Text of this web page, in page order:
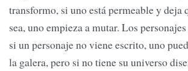
transformo, si uno está permeable y deja
sea, uno empieza a mutar. Los
si un personaje no viene escrito, uno
la galera, pero si no tiene su universo